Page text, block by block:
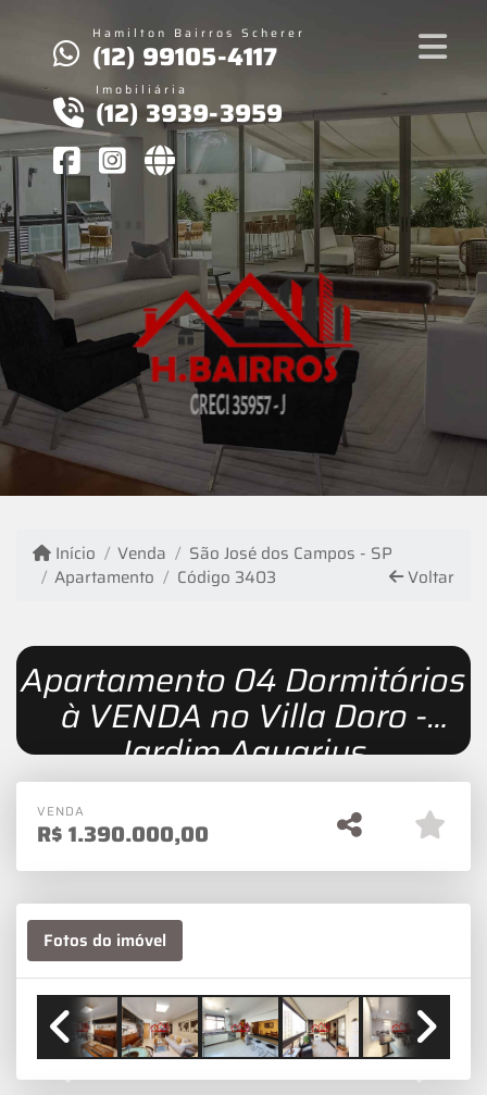
Hamilton Bairros Scherer
(12) 99105-4117
Imobiliária
(12) 3939-3959
Início Venda
São José dos Campos - SP
Apartamento
Código 3403 Voltar
Apartamento 04 Dormitórios
à VENDA no Villa Doro -
Jardim Aquarius
VENDA
R$1.390.000,00
Fotos do imóvel
Previous Next